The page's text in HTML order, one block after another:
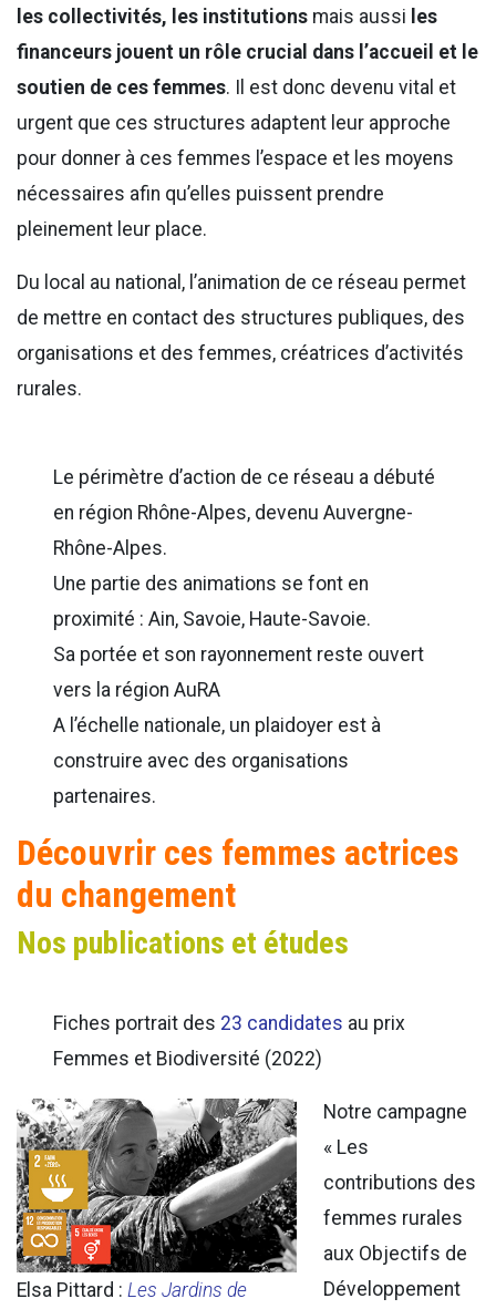
les collectivités, les institutions mais aussi les
financeurs jouent un rôle crucial dans l’accueil et le
soutien de ces femmes. Il est donc devenu vital et
urgent que ces structures adaptent leur approche
pour donner à ces femmes l’espace et les moyens
nécessaires afin qu’elles puissent prendre
pleinement leur place.
Du local au national, l’animation de ce réseau permet
de mettre en contact des structures publiques, des
organisations et des femmes, créatrices d’activités
rurales.
Le périmètre d’action de ce réseau a débuté
en région Rhône-Alpes, devenu Auvergne-
Rhône-Alpes.
Une partie des animations se font en
proximité : Ain, Savoie, Haute-Savoie.
Sa portée et son rayonnement reste ouvert
vers la région AuRA
A l’échelle nationale, un plaidoyer est à
construire avec des organisations
partenaires.
Découvrir ces femmes actrices
du changement
Nos publications et études
Fiches portrait des 23 candidates au prix
Femmes et Biodiversité (2022)
Elsa Pittard : Les Jardins de
Notre campagne
« Les
contributions des
femmes rurales
aux Objectifs de
Développement